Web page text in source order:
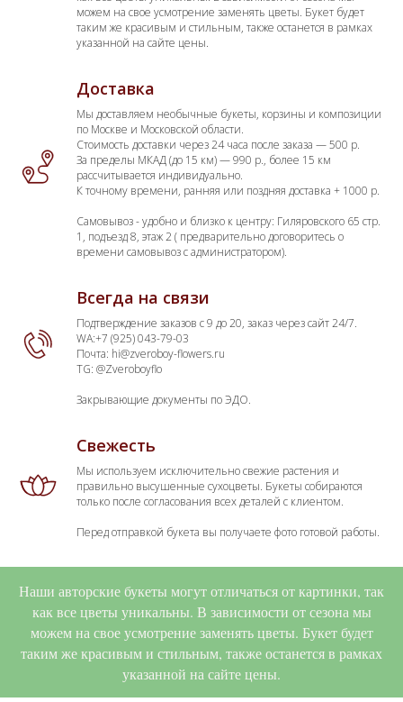
можем на свое усмотрение заменять цветы. Букет будет
таким же красивым и стильным, также останется в рамках
указанной на сайте цены.
Доставка
Мы доставляем необычные букеты, корзины и композиции
по Москве и Московской области.
Стоимость доставки через 24 часа после заказа — 500 р.
За пределы МКАД (до 15 км) — 990 р., более 15 км
рассчитывается индивидуально.
К точному времени, ранняя или поздняя доставка + 1000 р.
Самовывоз - удобно и близко к центру: Гиляровского 65 стр.
1, подъезд 8, этаж 2 ( предварительно договоритесь о
времени самовывоз с администратором).
Всегда на связи
Подтверждение заказов с 9 до 20, заказ через сайт 24/7.
WA:+7 (925) 043-79-03
Почта: hi@zveroboy-flowers.ru
TG: @Zveroboyflo
Закрывающие документы по ЭДО.
Свежесть
Мы используем исключительно свежие растения и
правильно высушенные сухоцветы. Букеты собираются
только после согласования всех деталей с клиентом.
Перед отправкой букета вы получаете фото готовой работы.
Наши авторские букеты могут отличаться от картинки, так
как все цветы уникальны. В зависимости от сезона мы
можем на свое усмотрение заменять цветы. Букет будет
таким же красивым и стильным, также останется в рамках
указанной на сайте цены.